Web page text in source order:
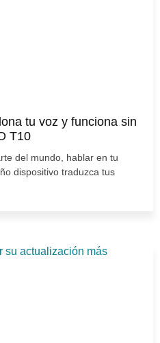
tu voz y funciona sin
T10
del mundo, hablar en tu
dispositivo traduzca tus